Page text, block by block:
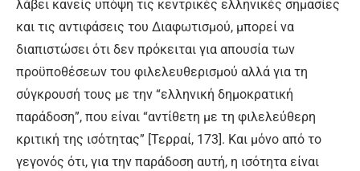
λάβει κανείς υπόψη τις κεντρικές ελληνικές σημασίες
και τις αντιφάσεις του Διαφωτισμού, μπορεί να
διαπιστώσει ότι δεν πρόκειται για απουσία των
προϋποθέσεων του φιλελευθερισμού αλλά για τη
σύγκρουσή τους με την “ελληνική δημοκρατική
παράδοση”, που είναι “αντίθετη με τη φιλελεύθερη
κριτική της ισότητας” [Τερραί, 173]. Και μόνο από το
γεγονός ότι, για την παράδοση αυτή, η ισότητα είναι